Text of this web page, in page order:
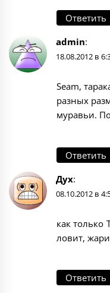
Ответить
admin:
18.08.2012 в
Seam,
разных
муравьи.
Ответить
Дух:
08.10.2012 в
как только
ловит,
Ответить